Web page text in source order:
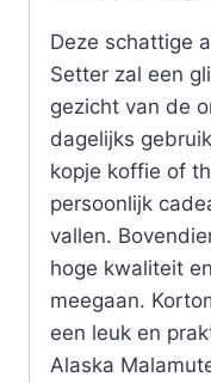
Deze schattige
Setter zal een
gezicht van de
dagelijks
kopje koffie of
persoonlijk
vallen.
hoge kwaliteit
meegaan.
een leuk en
Alaska